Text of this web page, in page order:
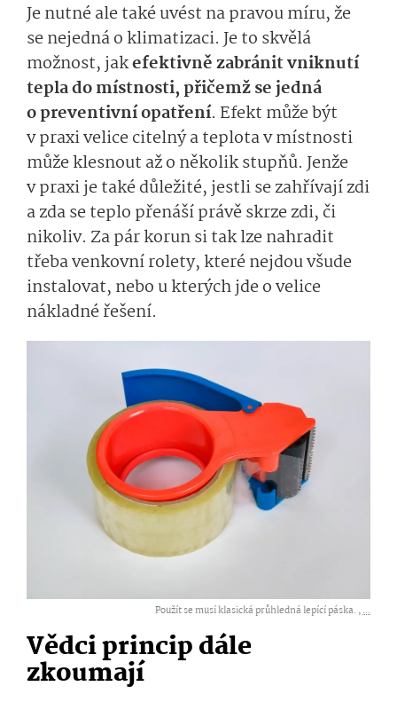
Je nutné ale také uvést na pravou míru, že
se nejedná o klimatizaci. Je to skvělá
možnost, jakefektivně zabránit vniknutí
tepla do místnosti, přičemž se jedná
o preventivní opatření. Efekt může být
v praxi velice citelný a teplota v místnosti
může klesnout až o několik stupňů. Jenže
v praxi je také důležité, jestli se zahřívají zdi
a zda se teplo přenáší právě skrze zdi, či
nikoliv. Za pár korun si tak lze nahradit
třeba venkovní rolety, které nejdou všude
instalovat, nebo u kterých jde o velice
nákladné řešení.
Použít se musí klasická průhledná lepící páska. ,...
Vědci princip dále
zkoumají